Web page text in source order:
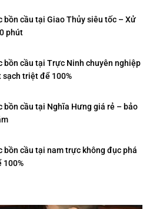
bồn cầu tại Giao Thủy siêu tốc – Xử
phút
bồn cầu tại Trực Ninh chuyên nghiệp
sạch triệt để 100%
bồn cầu tại Nghĩa Hưng giá rẻ – bảo
bồn cầu tại nam trực không đục phá
100%